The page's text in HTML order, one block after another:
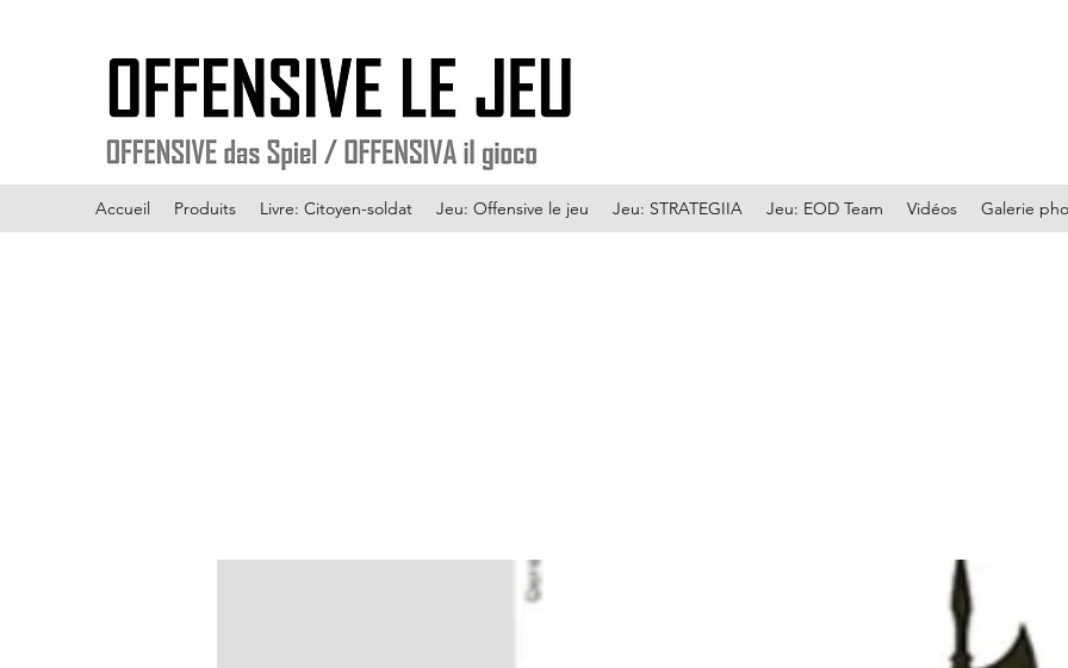
Accueil Produits Livre: Citoyen-soldat Jeu: Offensive le jeu Jeu: STRATEGIIA Jeu: EOD Team Vidéos Galerie